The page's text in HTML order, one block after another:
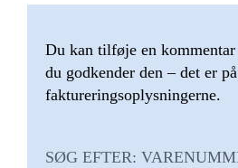
Du kan tilføje en
du godkender den – det er
faktureringsoplysningerne.
SØG EFTER: